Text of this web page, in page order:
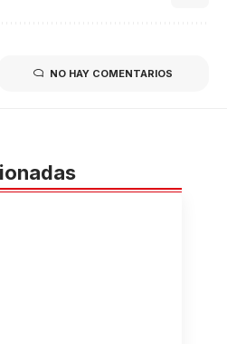
NO HAY COMENTARIOS